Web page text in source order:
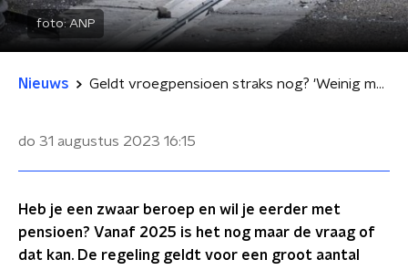
foto:ANP
Nieuws Geldt vroegpensioen straks nog? 'Weinig mensen maakten er gebruik van'
do 31 augustus 2023 16:15
Heb je een zwaar beroep en wil je eerder met
pensioen? Vanaf 2025 is het nog maar de vraag of
dat kan. De regeling geldt voor een groot aantal